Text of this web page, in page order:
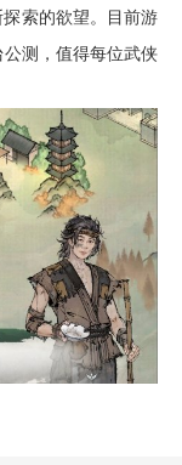
索的欲望。目前游
测，值得每位武侠